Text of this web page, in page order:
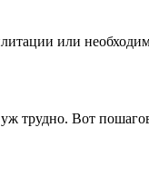
или
трудно. Вот